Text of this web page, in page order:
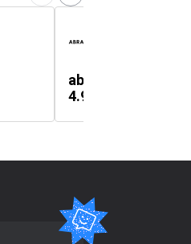
4.9